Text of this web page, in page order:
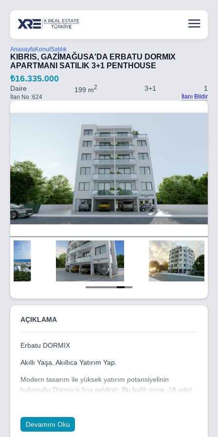
AnasayfaKonutSatılık
KIBRIS, GAZİMAĞUSA'DA ERBATU DORMIX
APARTMANI SATILIK 3+1 PENTHOUSE
₺16.335.000
Daire 199 m2 3+1 1
İlan No :624 İlanı Bildir
5
of
AÇIKLAMA
Erbatu DORMIX
Akıllı Yaşa. Akıllıca Yatırım Yap.
Modern tasarım ile yüksek yatırım potansiyelinin
buluştuğu Dormix’e hoş geldiniz. Bu butik proje, 16 adet
Hem konfor hem de değer odaklı tasarlanan Dormix, ister
yatırım ister yaşam için mükemmel bir seçenek.
Devamını Oku